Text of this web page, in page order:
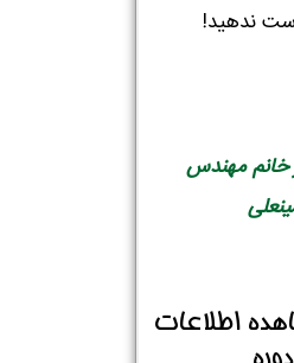
ندهید!
خانم مهندس
اطلاعات